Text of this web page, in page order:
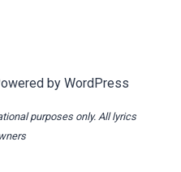
by WordPress
purposes only. All lyrics